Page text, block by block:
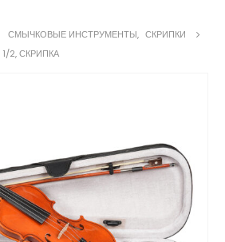
СМЫЧКОВЫЕ ИНСТРУМЕНТЫ, СКРИПКИ
1/2, СКРИПКА